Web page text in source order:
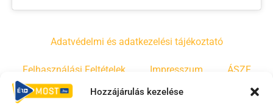
Hozzájárulás kezelése
Adatvédelmi és adatkezelési tájékoztató
Felhasználási Feltételek Impresszum ÁSZF
Irányelvek Moderálási szabályzat